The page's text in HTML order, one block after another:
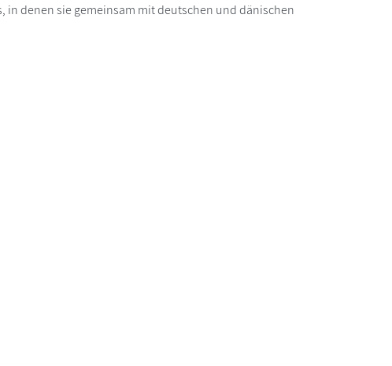
in denen sie gemeinsam mit deutschen und dänischen